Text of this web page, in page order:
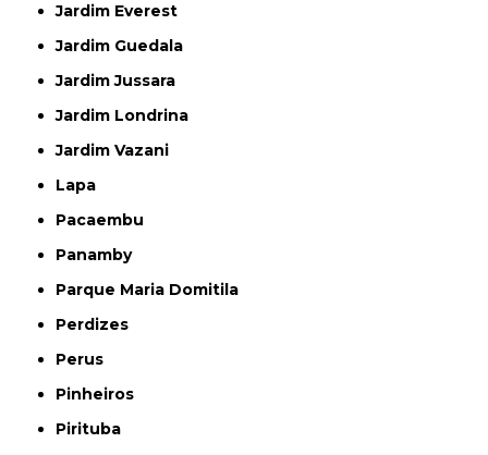
Jardim Everest
Jardim Guedala
Jardim Jussara
Jardim Londrina
Jardim Vazani
Lapa
Pacaembu
Panamby
Parque Maria Domitila
Perdizes
Perus
Pinheiros
Pirituba